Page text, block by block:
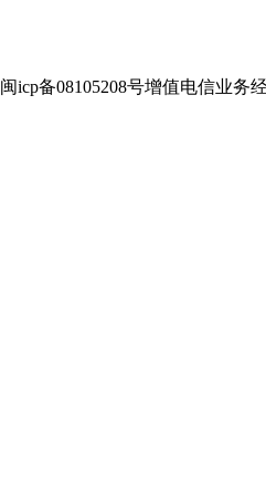
闽icp备08105208号增值电信业务